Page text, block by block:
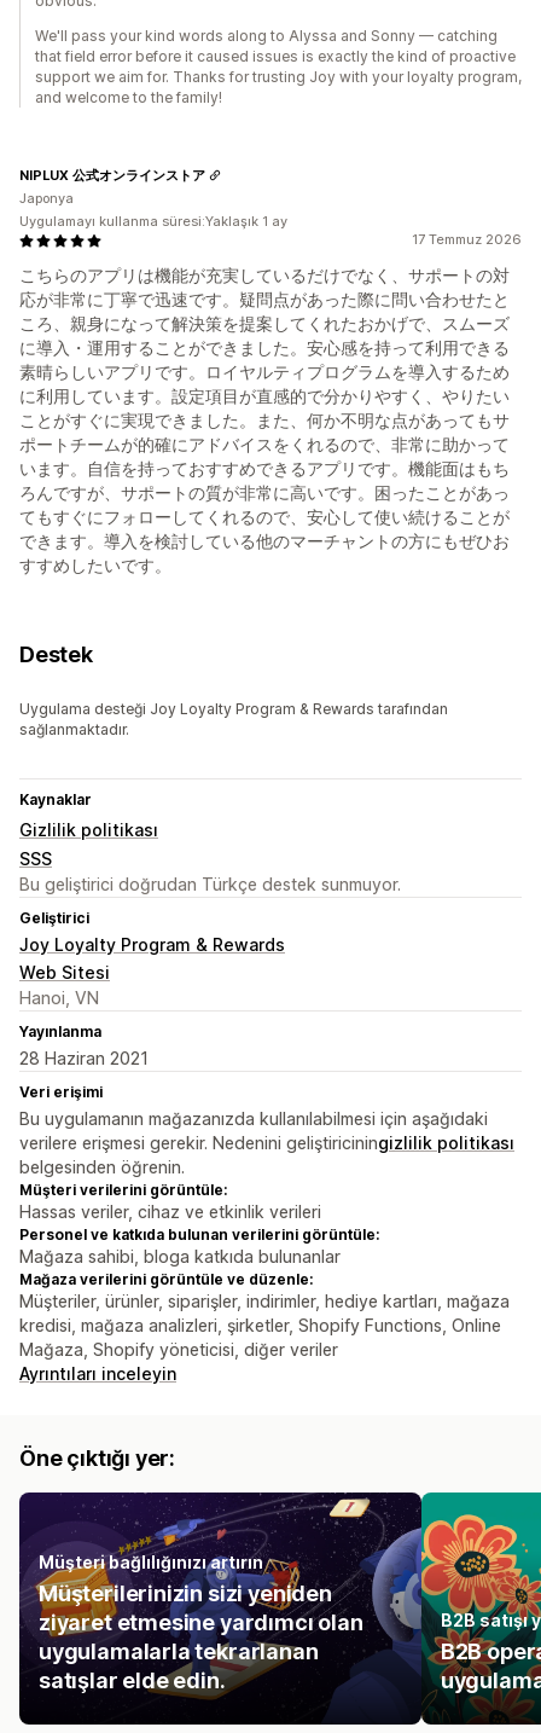
We'll pass your kind words along to Alyssa and Sonny — catching
that field error before it caused issues is exactly the kind of proactive
support we aim for. Thanks for trusting Joy with your loyalty program,
and welcome to the family!
17 Temmuz 2026
こちらのアプリは機能が充実しているだけでなく、サポートの対
応が非常に丁寧で迅速です。疑問点があった際に問い合わせたと
ころ、親身になって解決策を提案してくれたおかげで、スムーズ
に導入・運用することができました。安心感を持って利用できる
素晴らしいアプリです。ロイヤルティプログラムを導入するため
に利用しています。設定項目が直感的で分かりやすく、やりたい
ことがすぐに実現できました。また、何か不明な点があってもサ
ポートチームが的確にアドバイスをくれるので、非常に助かって
います。自信を持っておすすめできるアプリです。機能面はもち
ろんですが、サポートの質が非常に高いです。困ったことがあっ
てもすぐにフォローしてくれるので、安心して使い続けることが
できます。導入を検討している他のマーチャントの方にもぜひお
すすめしたいです。
NIPLUX 公式オンラインストア
Japonya
Uygulamayı kullanma süresi:Yaklaşık 1 ay
Destek
Uygulama desteği Joy Loyalty Program & Rewards tarafından
sağlanmaktadır.
Kaynaklar
Gizlilik politikası
SSS
Bu geliştirici doğrudan Türkçe destek sunmuyor.
Geliştirici
Joy Loyalty Program & Rewards
Web Sitesi
Hanoi, VN
Yayınlanma
28 Haziran 2021
Veri erişimi
Bu uygulamanın mağazanızda kullanılabilmesi için aşağıdaki
verilere erişmesi gerekir. Nedenini geliştiriciningizlilik politikası
belgesinden öğrenin.
Müşteri verilerini görüntüle:
Hassas veriler, cihaz ve etkinlik verileri
Personel ve katkıda bulunan verilerini görüntüle:
Mağaza sahibi, bloga katkıda bulunanlar
Mağaza verilerini görüntüle ve düzenle:
Müşteriler, ürünler, siparişler, indirimler, hediye kartları, mağaza
kredisi, mağaza analizleri, şirketler, Shopify Functions, Online
Mağaza, Shopify yöneticisi, diğer veriler
Ayrıntıları inceleyin
Öne çıktığı yer:
Müşteri bağlılığınızı artırın
Müşterilerinizin sizi yeniden
ziyaret etmesine yardımcı olan
uygulamalarla tekrarlanan
satışlar elde edin.
B2B satışı
B2B